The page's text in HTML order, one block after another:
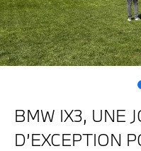
BMW IX3, UNE
D’EXCEPTION